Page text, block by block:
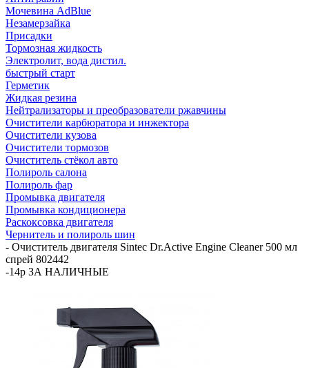
Мочевина AdBlue
Незамерзайка
Присадки
Тормозная жидкость
Электролит, вода дистил.
быстрый старт
Герметик
Жидкая резина
Нейтрализаторы и преобразователи ржавчины
Очистители карбюратора и инжектора
Очистители кузова
Очистители тормозов
Очиститель стёкол авто
Полироль салона
Полироль фар
Промывка двигателя
Промывка кондиционера
Раскоксовка двигателя
Чернитель и полироль шин
- Очиститель двигателя Sintec Dr.Active Engine Cleaner 500 мл
спрей 802442
-14р ЗА НАЛИЧНЫЕ